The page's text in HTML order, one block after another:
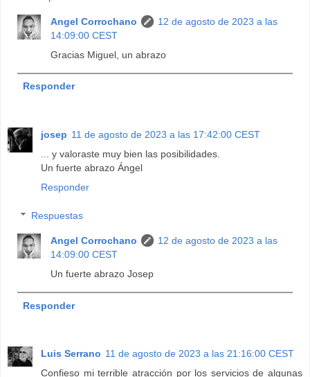
Angel Corrochano
12 de agosto de 2023 a las
14:09:00 CEST
Gracias Miguel, un abrazo
Responder
josep 11 de agosto de 2023 a las 17:42:00 CEST
... y valoraste muy bien las posibilidades.
Un fuerte abrazo Ángel
Responder
Respuestas
Angel Corrochano
12 de agosto de 2023 a las
14:09:00 CEST
Un fuerte abrazo Josep
Responder
Luis Serrano 11 de agosto de 2023 a las 21:16:00 CEST
Confieso mi terrible atracción por los servicios de algunas